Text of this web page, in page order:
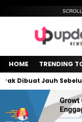
HOME TRENDING
Jauh Sebelum